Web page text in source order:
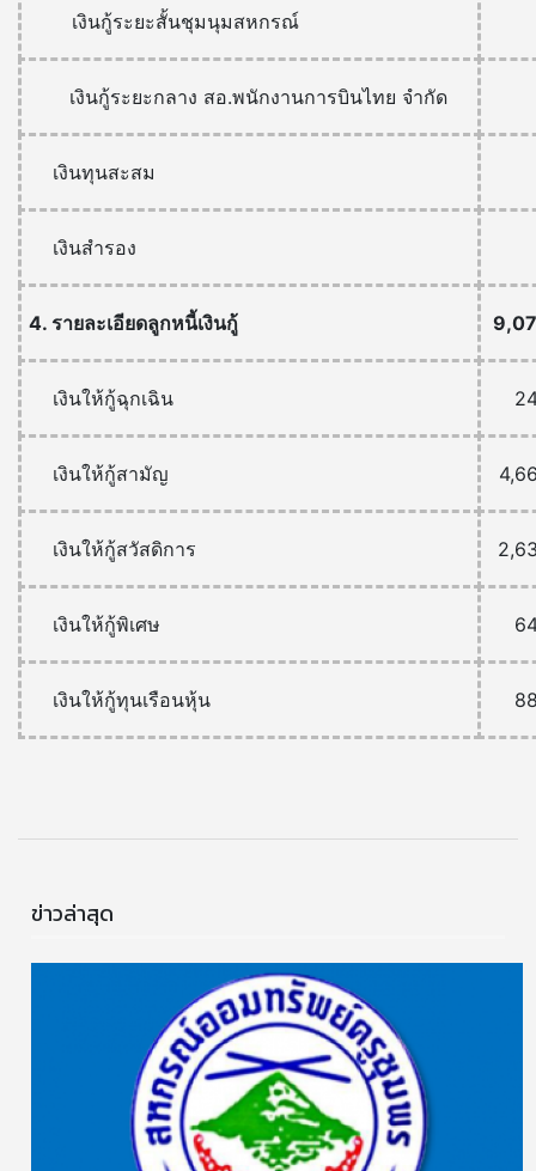
เงินกู้ระยะสั้นชุมนุมสหกรณ์
เงินกู้ระยะกลาง สอ.พนักงานการบินไทย จำกัด
เงินทุนสะสม
เงินสำรอง
4. รายละเอียดลูกหนี้เงินกู้
เงินให้กู้ฉุกเฉิน
เงินให้กู้สามัญ
เงินให้กู้สวัสดิการ
เงินให้กู้พิเศษ
เงินให้กู้ทุนเรือนหุ้น
ข่าวล่าสุด